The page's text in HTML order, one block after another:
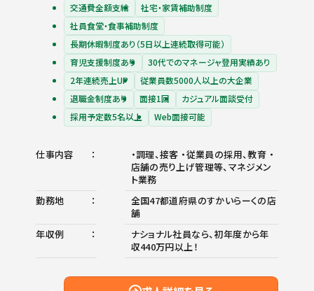
交通費全額支給
社宅・家賃補助制度
社員食堂・食事補助制度
長期休暇制度あり（5日以上連続取得可能）
育児支援制度あり
30代でのマネージャ登用実績あり
2年連続売上UP
従業員数5000人以上の大企業
退職金制度あり
面接1回
カジュアル面談受付
採用予定数5名以上
Web面接可能
仕事内容
・調理、接客 ・従業員の採用、教育 ・
店舗の売り上げ管理等、マネジメン
ト業務
勤務地
全国47都道府県のすかいらーくの店
舗
年収例
ナショナル社員なら、初年度から年
収440万円以上！